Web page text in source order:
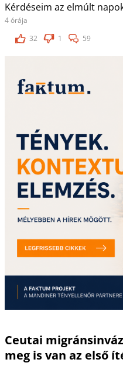
Kérdéseim az elmúlt
4 órája
32
1 59
Ceutai
meg is van az első